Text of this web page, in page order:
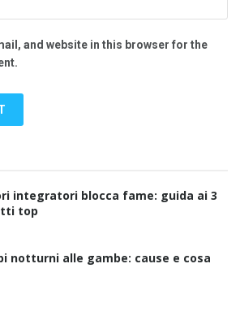
and website in this browser for the
integratori blocca fame: guida ai 3
top
notturni alle gambe: cause e cosa